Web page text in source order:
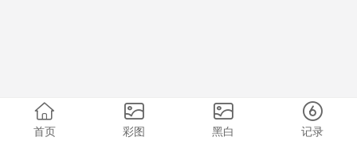
首页 彩图 黑白 记录